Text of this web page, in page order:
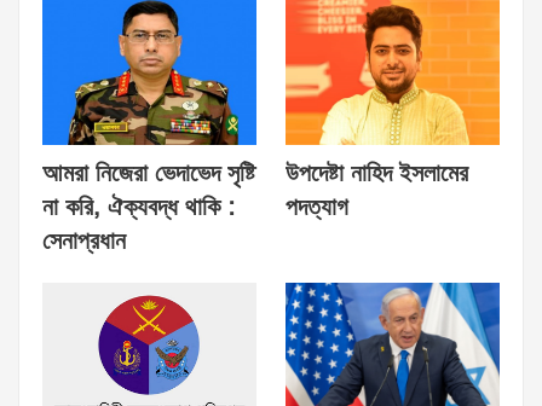
আমরা নিজেরা ভেদাভেদ সৃষ্টি
না করি, ঐক্যবদ্ধ থাকি :
সেনাপ্রধান
উপদেষ্টা নাহিদ ইসলামের
পদত্যাগ